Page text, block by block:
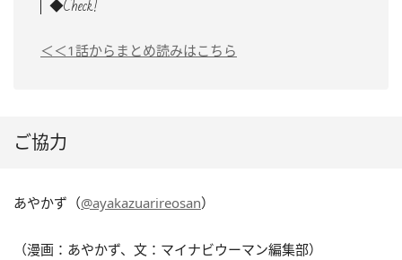
◆Check!
＜＜1話からまとめ読みはこちら
ご協力
あやかず（@ayakazuarireosan）
（漫画：あやかず、文：マイナビウーマン編集部）